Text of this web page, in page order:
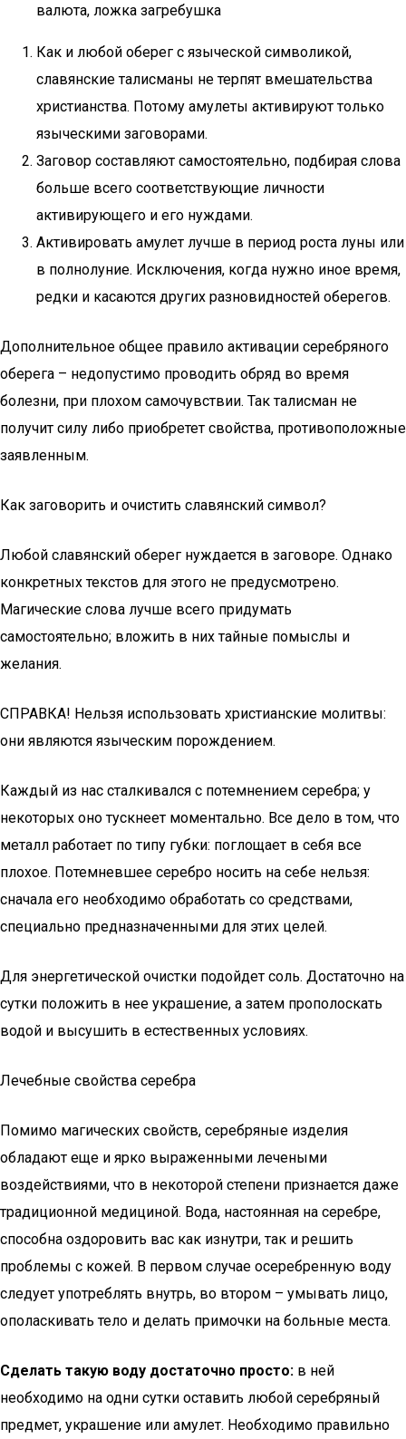
валюта, ложка загребушка
Как и любой оберег с языческой символикой,
славянские талисманы не терпят вмешательства
христианства. Потому амулеты активируют только
языческими заговорами.
Заговор составляют самостоятельно, подбирая слова
больше всего соответствующие личности
активирующего и его нуждами.
Активировать амулет лучше в период роста луны или
в полнолуние. Исключения, когда нужно иное время,
редки и касаются других разновидностей оберегов.
Дополнительное общее правило активации серебряного
оберега – недопустимо проводить обряд во время
болезни, при плохом самочувствии. Так талисман не
получит силу либо приобретет свойства, противоположные
заявленным.
Как заговорить и очистить славянский символ?
Любой славянский оберег нуждается в заговоре. Однако
конкретных текстов для этого не предусмотрено.
Магические слова лучше всего придумать
самостоятельно; вложить в них тайные помыслы и
желания.
СПРАВКА! Нельзя использовать христианские молитвы:
они являются языческим порождением.
Каждый из нас сталкивался с потемнением серебра; у
некоторых оно тускнеет моментально. Все дело в том, что
металл работает по типу губки: поглощает в себя все
плохое. Потемневшее серебро носить на себе нельзя:
сначала его необходимо обработать со средствами,
специально предназначенными для этих целей.
Для энергетической очистки подойдет соль. Достаточно на
сутки положить в нее украшение, а затем прополоскать
водой и высушить в естественных условиях.
Лечебные свойства серебра
Помимо магических свойств, серебряные изделия
обладают еще и ярко выраженными лечеными
воздействиями, что в некоторой степени признается даже
традиционной медициной. Вода, настоянная на серебре,
способна оздоровить вас как изнутри, так и решить
проблемы с кожей. В первом случае осеребренную воду
следует употреблять внутрь, во втором – умывать лицо,
ополаскивать тело и делать примочки на больные места.
Сделать такую воду достаточно просто: в ней
необходимо на одни сутки оставить любой серебряный
предмет, украшение или амулет. Необходимо правильно